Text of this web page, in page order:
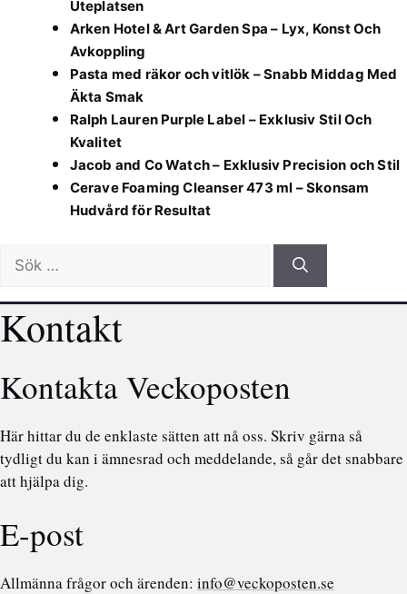
Uteplatsen
Arken Hotel & Art Garden Spa – Lyx, Konst Och
Avkoppling
Pasta med räkor och vitlök – Snabb Middag Med
Äkta Smak
Ralph Lauren Purple Label – Exklusiv Stil Och
Kvalitet
Jacob and Co Watch – Exklusiv Precision och Stil
Cerave Foaming Cleanser 473 ml – Skonsam
Hudvård för Resultat
Sök
efter:
Kontakt
Kontakta Veckoposten
Här hittar du de enklaste sätten att nå oss. Skriv gärna så
tydligt du kan i ämnesrad och meddelande, så går det snabbare
att hjälpa dig.
E-post
Allmänna frågor och ärenden: info@veckoposten.se